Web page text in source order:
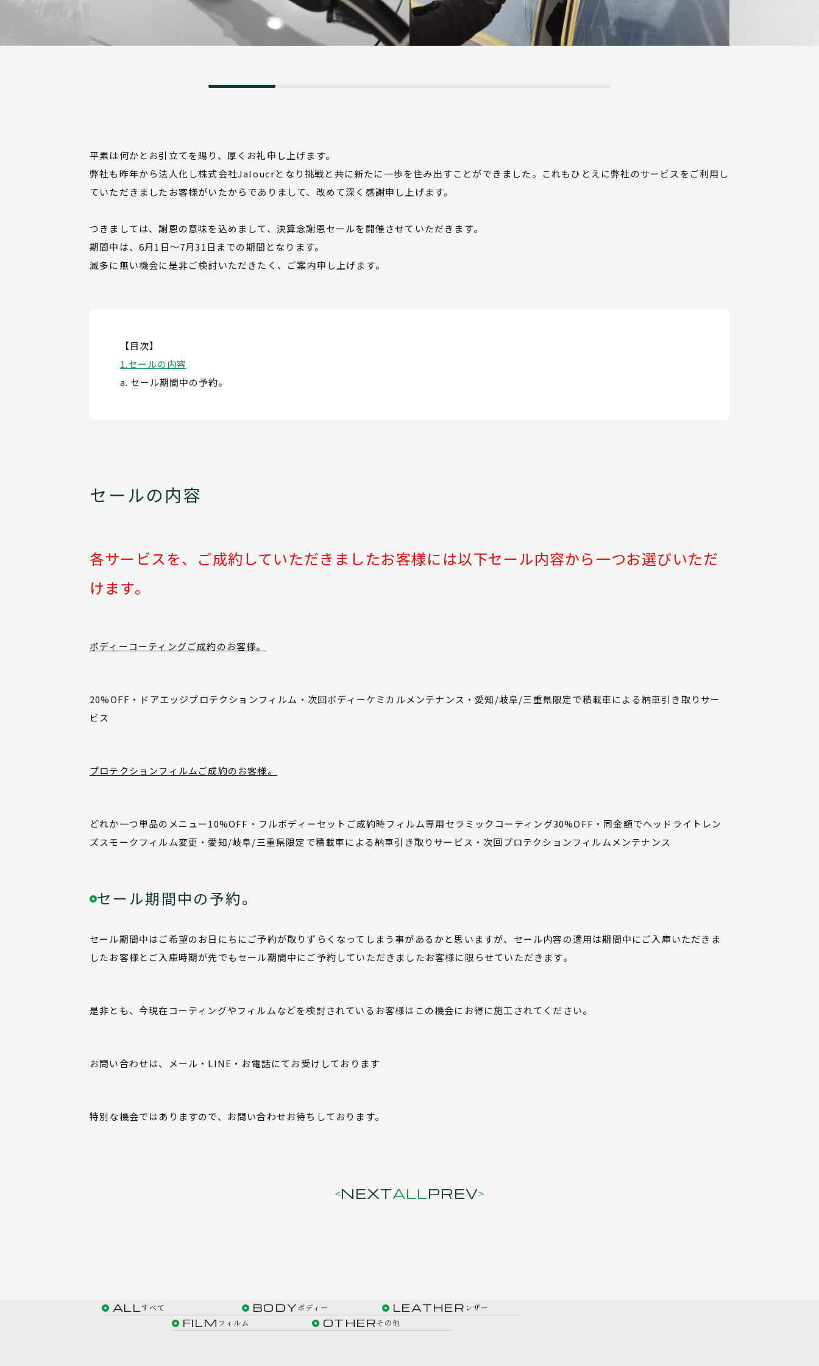
平素は何かとお引立てを賜り、厚くお礼申し上げます。
弊社も昨年から法人化し株式会社Jaloucrとなり挑戦と共に新たに一歩を住み出すことができました。これもひとえに弊社のサービスをご利用し
ていただきましたお客様がいたからでありまして、改めて深く感謝申し上げます。
つきましては、謝恩の意味を込めまして、決算念謝恩セールを開催させていただきます。
期間中は、6月1日〜7月31日までの期間となります。
滅多に無い機会に是非ご検討いただきたく、ご案内申し上げます。
【目次】
セールの内容
セール期間中の予約。
セールの内容
各サービスを、ご成約していただきましたお客様には以下セール内容から一つお選びいただ
けます。
ボディーコーティングご成約のお客様。
20%OFF・ドアエッジプロテクションフィルム・次回ボディーケミカルメンテナンス・愛知/岐阜/三重県限定で積載車による納車引き取りサー
ビス
プロテクションフィルムご成約のお客様。
どれか一つ単品のメニュー10%OFF・フルボディーセットご成約時フィルム専用セラミックコーティング30%OFF・同金額でヘッドライトレン
ズスモークフィルム変更・愛知/岐阜/三重県限定で積載車による納車引き取りサービス・次回プロテクションフィルムメンテナンス
セール期間中の予約。
セール期間中はご希望のお日にちにご予約が取りずらくなってしまう事があるかと思いますが、セール内容の適用は期間中にご入庫いただきま
したお客様とご入庫時期が先でもセール期間中にご予約していただきましたお客様に限らせていただきます。
是非とも、今現在コーティングやフィルムなどを検討されているお客様はこの機会にお得に施工されてください。
お問い合わせは、メール・LINE・お電話にてお受けしております
特別な機会ではありますので、お問い合わせお待ちしております。
NEXTALLPREV
ALLすべて BODYボディー LEATHER レザー
FILM フィルム OTHERその他